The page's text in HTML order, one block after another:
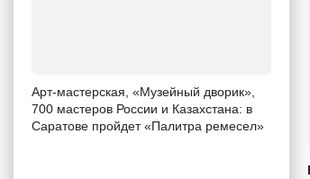
Арт-мастерская, «Музейный дворик»,
700 мастеров России и Казахстана: в
Саратове пройдет «Палитра ремесел»